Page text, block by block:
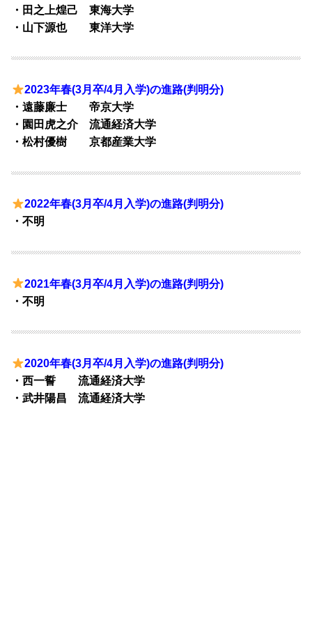
・田之上煌己 東海大学
・山下源也 東洋大学
2023年春(3月卒/4月入学)の進路(判明分)
・遠藤廉士 帝京大学
・園田虎之介 流通経済大学
・松村優樹 京都産業大学
2022年春(3月卒/4月入学)の進路(判明分)
・不明
2021年春(3月卒/4月入学)の進路(判明分)
・不明
2020年春(3月卒/4月入学)の進路(判明分)
・西一誓 流通経済大学
・武井陽昌 流通経済大学